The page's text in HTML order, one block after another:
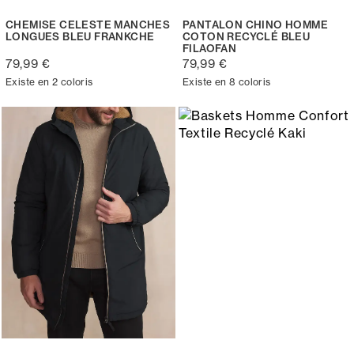
CHEMISE CELESTE MANCHES
LONGUES BLEU FRANKCHE
79,99 €
Existe en 2 coloris
PANTALON CHINO HOMME
COTON RECYCLÉ BLEU
FILAOFAN
79,99 €
Existe en 8 coloris